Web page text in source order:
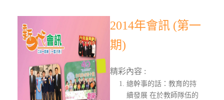
2014年會訊 (第一
期)
精彩內容 :
總幹事的話：教育的持
續發展 在於教師隊伍的